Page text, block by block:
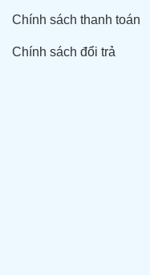
Chính sách thanh toán
Chính sách đổi trả